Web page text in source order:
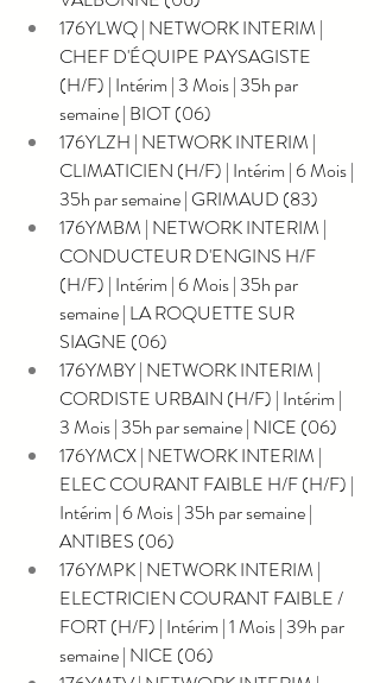
176YLWQ | NETWORK INTERIM |
CHEF D'ÉQUIPE PAYSAGISTE
(H/F) | Intérim | 3 Mois | 35h par
semaine | BIOT (06)
176YLZH | NETWORK INTERIM |
CLIMATICIEN (H/F) | Intérim | 6 Mois |
35h par semaine | GRIMAUD (83)
176YMBM | NETWORK INTERIM |
CONDUCTEUR D'ENGINS H/F
(H/F) | Intérim | 6 Mois | 35h par
semaine | LA ROQUETTE SUR
SIAGNE (06)
176YMBY | NETWORK INTERIM |
CORDISTE URBAIN (H/F) | Intérim |
3 Mois | 35h par semaine | NICE (06)
176YMCX | NETWORK INTERIM |
ELEC COURANT FAIBLE H/F (H/F) |
Intérim | 6 Mois | 35h par semaine |
ANTIBES (06)
176YMPK | NETWORK INTERIM |
ELECTRICIEN COURANT FAIBLE /
FORT (H/F) | Intérim | 1 Mois | 39h par
semaine | NICE (06)